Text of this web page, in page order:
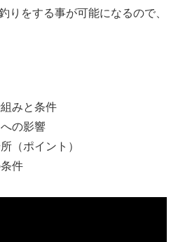
りをする事が可能になるので、
みと条件
の影響
（ポイント）
件